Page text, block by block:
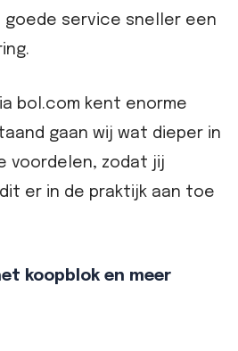
goede service sneller een
bol.com kent enorme
gaan wij wat dieper in
voordelen, zodat jij
er in de praktijk aan toe
koopblok en meer